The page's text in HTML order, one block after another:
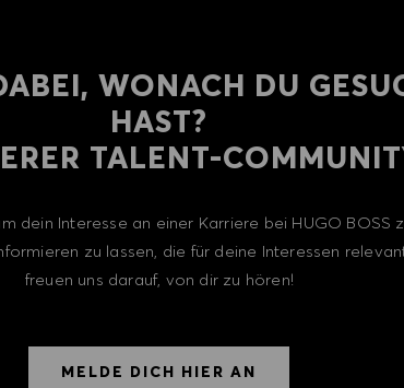
WONACH DU
HAST?
TALENT-
dein Interesse an einer Karriere bei HUGO BOSS
zu lassen, die für deine Interessen
freuen uns darauf, von dir zu hören!
MELDE DICH HIER AN